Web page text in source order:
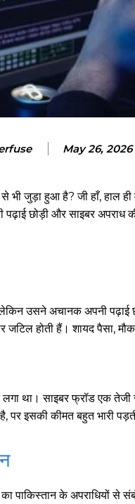
May 26, 2026
जुड़ा हुआ है? जी हाँ, हाल
छोड़ी और साइबर
उसने अचानक अपनी
होती हैं। शायद पैसा,
था। साइबर फ्रॉड एक
पर इसकी कीमत बहुत भारी
के अपराधियों से